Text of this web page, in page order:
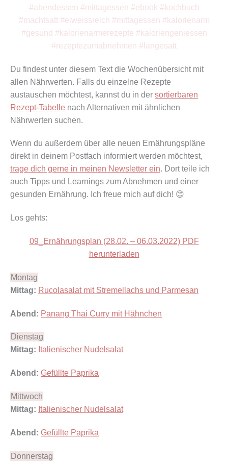
Du findest unter diesem Text die Wochenübersicht mit
allen Nährwerten. Falls du einzelne Rezepte
austauschen möchtest, kannst du in der sortierbaren
Rezept-Tabelle nach Alternativen mit ähnlichen
Nährwerten suchen.
Wenn du außerdem über alle neuen Ernährungspläne
direkt in deinem Postfach informiert werden möchtest,
trage dich gerne in meinen Newsletter ein. Dort teile ich
auch Tipps und Learnings zum Abnehmen und einer
gesunden Ernährung. Ich freue mich auf dich! 😊
Los gehts:
09_Ernährungsplan (28.02. – 06.03.2022) PDF
herunterladen
Montag
Mittag: Rucolasalat mit Stremellachs und Parmesan
Abend: Panang Thai Curry mit Hähnchen
Dienstag
Mittag: Italienischer Nudelsalat
Abend: Gefüllte Paprika
Mittwoch
Mittag: Italienischer Nudelsalat
Abend: Gefüllte Paprika
Donnerstag